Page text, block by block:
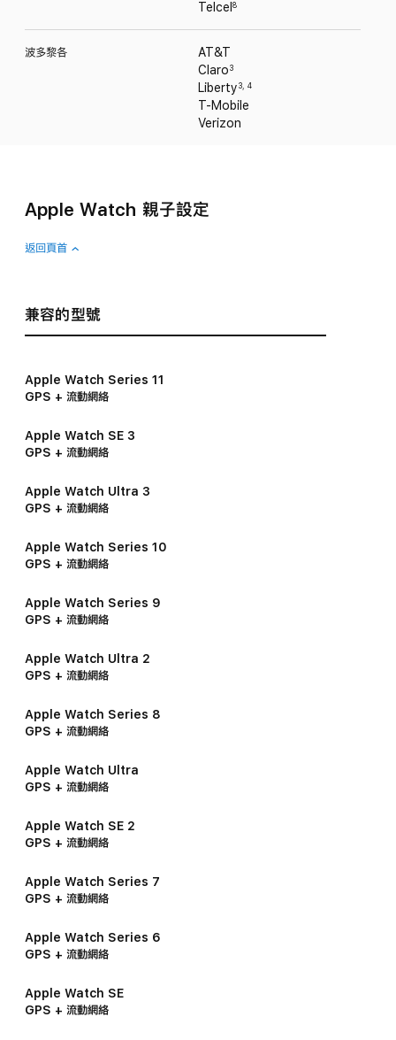
Telcel 8
波多黎各
AT&T
Claro 3
Liberty 3 4
T-Mobile
Verizon
Apple Watch 親子設定
返回頁首
兼容的型號
Apple Watch Series 11
GPS + 流動網絡
Apple Watch SE 3
GPS + 流動網絡
Apple Watch Ultra 3
GPS + 流動網絡
Apple Watch Series 10
GPS + 流動網絡
Apple Watch Series 9
GPS + 流動網絡
Apple Watch Ultra 2
GPS + 流動網絡
Apple Watch Series 8
GPS + 流動網絡
Apple Watch Ultra
GPS + 流動網絡
Apple Watch SE 2
GPS + 流動網絡
Apple Watch Series 7
GPS + 流動網絡
Apple Watch Series 6
GPS + 流動網絡
Apple Watch SE
GPS + 流動網絡